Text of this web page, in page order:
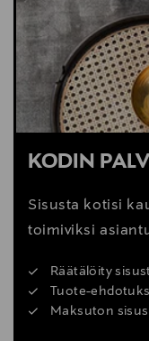
KODIN
Sisusta kotisi
toimiviksi
Räätälöity
Tuote-
Maksuton